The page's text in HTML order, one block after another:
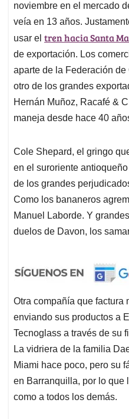
noviembre en el mercado
veía en 13 años.
usar el tren hacia Santa
de exportación. Los
aparte de la Federación
otro de los grandes
Hernán Muñoz, Racafé &
maneja desde hace 40
Cole Shepard, el gringo
en el suroriente
de los grandes
Como los bananeros
Manuel Laborde. Y
duelos de Davon, los
Otra compañía que factura
enviando sus productos a
Tecnoglass a través de su
La vidriera de la familia
Miami hace poco, pero su
en Barranquilla, por lo que
como a todos los demás.